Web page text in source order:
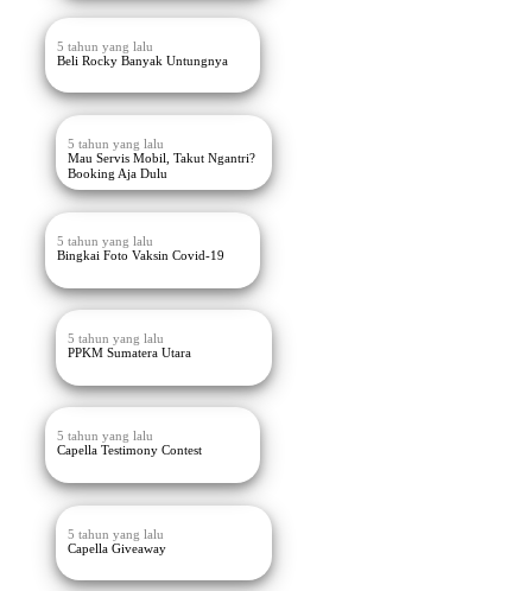
5 tahun yang lalu
Beli Rocky Banyak Untungnya
5 tahun yang lalu
Mau Servis Mobil, Takut Ngantri?
Booking Aja Dulu
5 tahun yang lalu
Bingkai Foto Vaksin Covid-19
5 tahun yang lalu
PPKM Sumatera Utara
5 tahun yang lalu
Capella Testimony Contest
5 tahun yang lalu
Capella Giveaway